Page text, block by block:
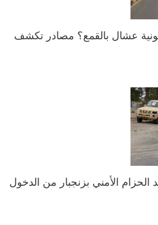
عشال بالقمع؟ مصادر تكشف
الحزام الأمني بزنجبار من الدخول